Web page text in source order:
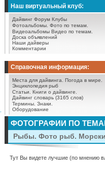
Наш виртуальный клуб:
Дайвинг Форум Клубы
Фотоальбомы. Фото по темам.
Видеоальбомы Видео по темам.
Доска объявлений
Наши дайверы
Комментарии
Справочная информация:
Места для дайвинга.
Погода в мире.
Энциклопедия рыб
Статьи.
Книги о дайвинге.
Дайвинг словарь (3165 слов)
Термины. Знаки.
Оборудование
ФОТОГРАФИИ ПО
Рыбы. Фото рыб.
Тут Вы видете лучшие (по мнению